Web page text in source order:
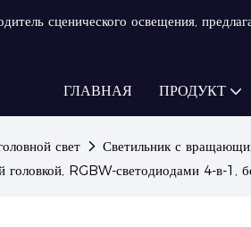
сценического освещения,
ГЛАВНАЯ ПРОДУКТ
свет
Светильник с
головкой, RGBW-светодиодами 4-в-